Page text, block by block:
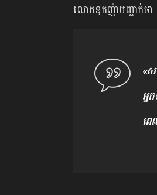
លោកឧកញ៉ាបញ្ជាក់ថា
«
អ្
ព